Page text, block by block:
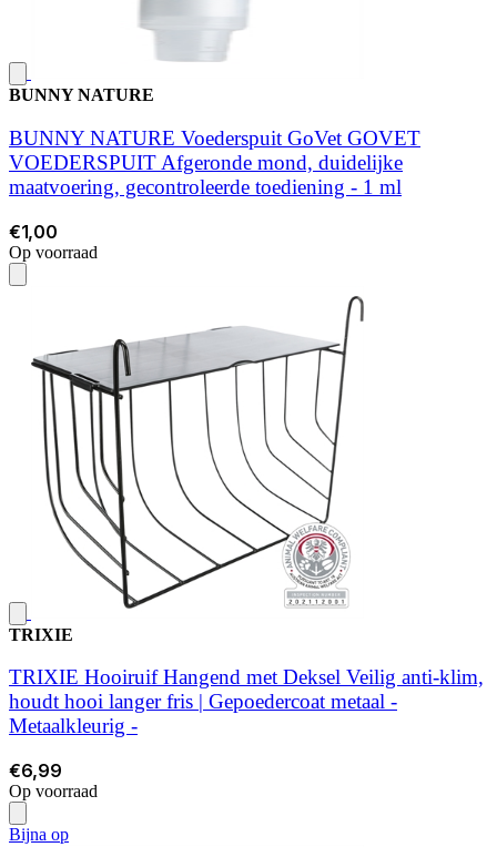
BUNNY NATURE
BUNNY NATURE Voederspuit GoVet GOVET
VOEDERSPUIT Afgeronde mond, duidelijke
maatvoering, gecontroleerde toediening - 1 ml
€1,00
Op voorraad
TRIXIE
TRIXIE Hooiruif Hangend met Deksel Veilig anti-klim,
houdt hooi langer fris | Gepoedercoat metaal -
Metaalkleurig -
€6,99
Op voorraad
Bijna op